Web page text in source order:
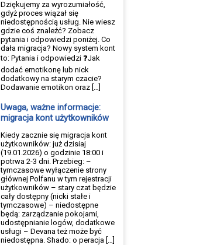
Dziękujemy za wyrozumiałość,
gdyż proces wiązał się
niedostępnością usług. Nie wiesz
gdzie coś znaleźć? Zobacz
pytania i odpowiedzi poniżej. Co
dała migracja? Nowy system kont
to: Pytania i odpowiedzi ❓Jak
dodać emotikonę lub nick
dodatkowy na starym czacie?
Dodawanie emotikon oraz […]
Uwaga, ważne informacje:
migracja kont użytkowników
Kiedy zacznie się migracja kont
użytkowników: już dzisiaj
(19.01.2026) o godzinie 18:00 i
potrwa 2-3 dni. Przebieg: –
tymczasowe wyłączenie strony
głównej Polfanu w tym rejestracji
użytkowników – stary czat będzie
cały dostępny (nicki stałe i
tymczasowe) – niedostępne
będą: zarządzanie pokojami,
udostępnianie logów, dodatkowe
usługi – Devana też może być
niedostępna. Shado: o peracja […]